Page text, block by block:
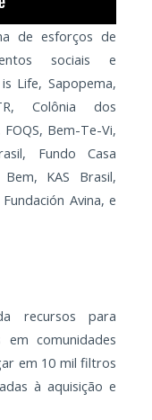
de esforços de
sociais e
Life, Sapopema,
Colônia dos
Bem-Te-Vi,
Fundo Casa
KAS Brasil,
Avina, e
recursos para
comunidades
em 10 mil filtros
à aquisição e